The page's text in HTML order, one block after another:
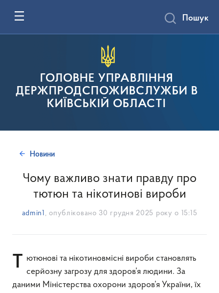
ГОЛОВНЕ УПРАВЛІННЯ
ДЕРЖПРОДСПОЖИВСЛУЖБИ В
КИЇВСЬКІЙ ОБЛАСТІ
Пошук
Новини
Чому важливо знати правду про
тютюн та нікотинові вироби
admin1 , опубліковано 30 грудня 2025 року о 15:15
Тютюнові та нікотиновмісні вироби становлять
серйозну загрозу для здоров’я людини. За
даними Міністерства охорони здоров’я України, їх